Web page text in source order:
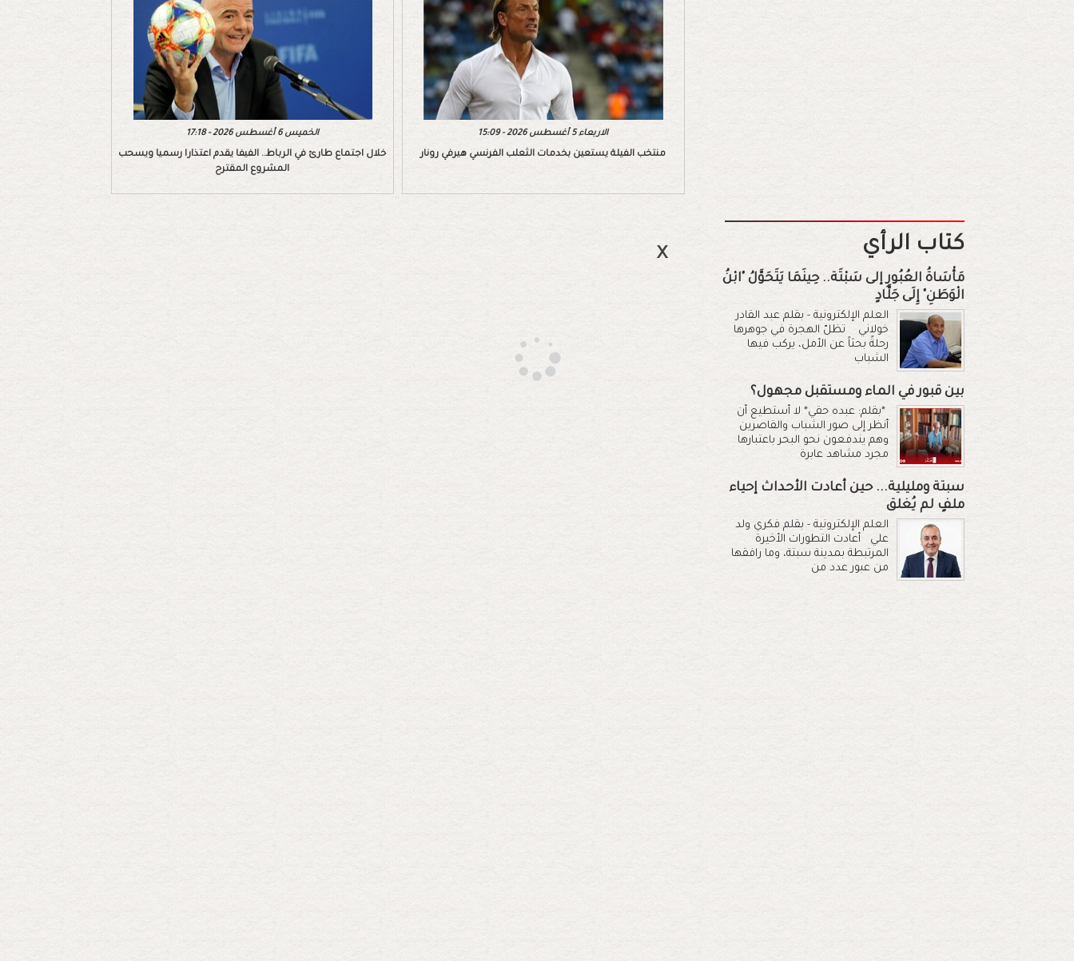
الخميس 6 أغسطس 2026 - 17:18
خلال اجتماع طارئ في الرباط.. الفيفا يقدم اعتذارا رسميا ويسحب
المشروع المقترح
الاربعاء 5 أغسطس 2026 - 15:09
منتخب الفيلة يستعين بخدمات الثعلب الفرنسي هيرفي رونار
كتاب الرأي
مَأْسَاةُ العُبُورِ إلى سَبْتَة.. حِينَمَا يَتَحَوَّلُ "ابْنُ
الْوَطَنِ" إِلَى جَلَّادٍ
العلم الإلكترونية - بقلم عبد القادر
خولاني تظلّ الهجرة في جوهرها
رحلةً بحثاً عن الأمل، يركب فيها
الشباب
بين قبور في الماء ومستقبل مجهول؟
*بقلم: عبده حقي* لا أستطيع أن
أنظر إلى صور الشباب والقاصرين
وهم يندفعون نحو البحر باعتبارها
مجرد مشاهد عابرة
سبتة ومليلية... حين أعادت الأحداث إحياء
ملفٍ لم يُغلق
العلم الإلكترونية - بقلم فكري ولد
علي أعادت التطورات الأخيرة
المرتبطة بمدينة سبتة، وما رافقها
من عبور عدد من